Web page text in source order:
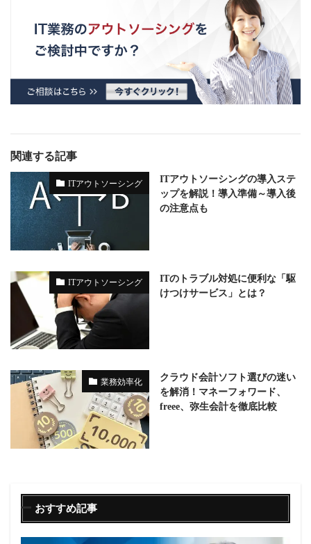
関連する記事
ITアウトソーシング
ITアウトソーシングの導入ステ
ップを解説！導入準備～導入後
の注意点も
ITアウトソーシング
ITのトラブル対処に便利な「駆
けつけサービス」とは？
業務効率化
クラウド会計ソフト選びの迷い
を解消！マネーフォワード、
freee、弥生会計を徹底比較
おすすめ記事